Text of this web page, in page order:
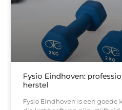
Fysio Eindhoven:
herstel
Fysio Eindhoven is een goede